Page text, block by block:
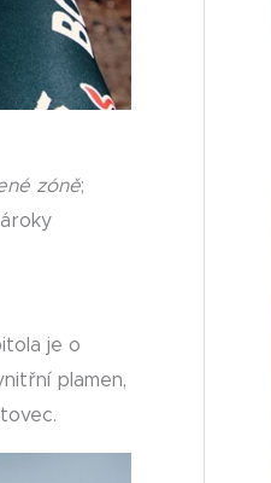
zóně;
je o
plamen,